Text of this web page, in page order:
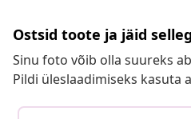
Ostsid toote ja jäid
Sinu foto võib olla suureks
Pildi üleslaadimiseks kasuta